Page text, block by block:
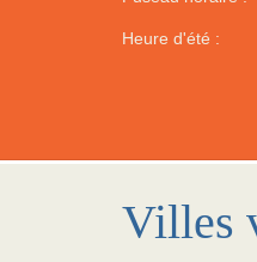
Heure d'été :
Villes